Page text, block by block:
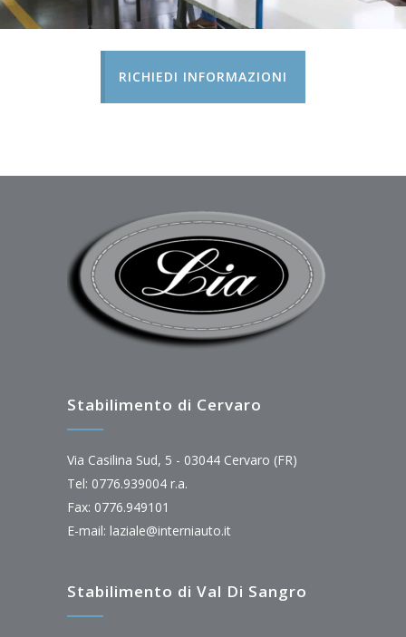
RICHIEDI INFORMAZIONI
Stabilimento di Cervaro
Via Casilina Sud, 5 - 03044 Cervaro (FR)
Tel: 0776.939004 r.a.
Fax: 0776.949101
E-mail: laziale@interniauto.it
Stabilimento di Val Di Sangro